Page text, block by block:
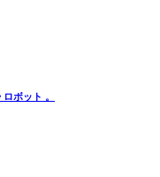
ボット 。